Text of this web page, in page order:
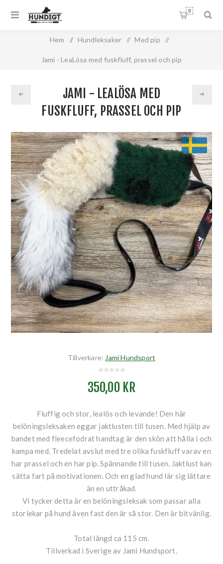
0
Hem / Hundleksaker / Med pip /
Jami - LeaLösa med fuskfluff, prassel och pip
JAMI - LEALÖSA MED
FUSKFLUFF, PRASSEL OCH PIP
Tillverkare: Jami Hundsport
350,00 KR
Fluffig och stor, lealös och levande! Den här
belöningsleksaken eggar jaktlusten till tusen. Med hjälp av
bandet med fleecefodrat handtag är den skön att hålla i och
kampa med. Tredelat avslut med tre olika fuskfluff varav en
har prassel och en har pip. Spännande till tusen. Jaktlust kan
sätta fart på motivationen. Och en glad hund lär sig lättare
än en uttråkad.
Vi tycker detta är en belöningsleksak som passar alla
storlekar på hund även fast den är så stor. Den är bitvänlig.
Total längd ca 115 cm.
Tillverkad i Sverige av Jami Hundsport.